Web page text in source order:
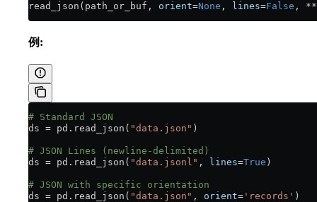
read_json(path_or_buf, orient=None , lines=False , **
例:
# Standard JSON
ds = pd.read_json( "data.json" )
# JSON Lines (newline-delimited)
ds = pd.read_json( "data.jsonl" , lines=True )
# JSON with specific orientation
ds = pd.read_json( "data.json" , orient= 'records' )